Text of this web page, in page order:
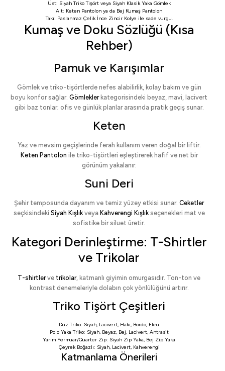
Üst: Siyah Triko Tişörtveya Siyah Klasik Yaka Gömlek
Alt: Keten Pantolon ya da Bej Kumaş Pantolon
Takı: Paslanmaz Çelik İnce Zincir Kolye ile sade vurgu.
Kumaş ve Doku Sözlüğü (Kısa
Rehber)
Pamuk ve Karışımlar
Gömlek ve triko-tişörtlerde nefes alabilirlik, kolay bakım ve gün
boyu konfor sağlar. Gömleklerkategorisindeki beyaz, mavi, lacivert
gibi baz tonlar; ofis ve günlük planlar arasında pratik geçiş sunar.
Keten
Yaz ve mevsim geçişlerinde ferah kullanım veren doğal bir liftir.
Keten Pantolon ile triko-tişörtleri eşleştirerek hafif ve net bir
görünüm yakalanır.
Suni Deri
Şehir temposunda dayanım ve temiz yüzey etkisi sunar. Ceketler
seçkisindeki Siyah Kışlıkveya Kahverengi Kışlıkseçenekleri mat ve
sofistike bir siluet üretir.
Kategori Derinleştirme: T-Shirtler
ve Trikolar
T-shirtlerve trikolar, katmanlı giyimin omurgasıdır. Ton-ton ve
kontrast denemeleriyle dolabın çok yönlülüğünü artırır.
Triko Tişört Çeşitleri
Düz Triko: Siyah, Lacivert, Haki, Bordo, Ekru
Polo Yaka Triko: Siyah, Beyaz, Bej, Lacivert, Antrasit
Yarım Fermuar/Quarter Zip: Siyah Zip Yaka, Bej Zip Yaka
Çeyrek Boğazlı: Siyah, Lacivert, Kahverengi
Katmanlama Önerileri